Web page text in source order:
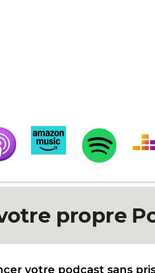
propre
votre podcast sans